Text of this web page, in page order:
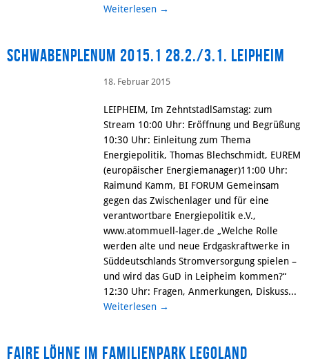
Weiterlesen →
SCHWABENPLENUM 2015.1 28.2./3.1. Leipheim
18. Februar 2015
LEIPHEIM, Im ZehntstadlSamstag: zum
Stream 10:00 Uhr: Eröffnung und Begrüßung
10:30 Uhr: Einleitung zum Thema
Energiepolitik, Thomas Blechschmidt, EUREM
(europäischer Energiemanager)11:00 Uhr:
Raimund Kamm, BI FORUM Gemeinsam
gegen das Zwischenlager und für eine
verantwortbare Energiepolitik e.V.,
www.atommuell-lager.de „Welche Rolle
werden alte und neue Erdgaskraftwerke in
Süddeutschlands Stromversorgung spielen –
und wird das GuD in Leipheim kommen?“
12:30 Uhr: Fragen, Anmerkungen, Diskuss...
Weiterlesen →
Faire Löhne im Familienpark LEGOLAND